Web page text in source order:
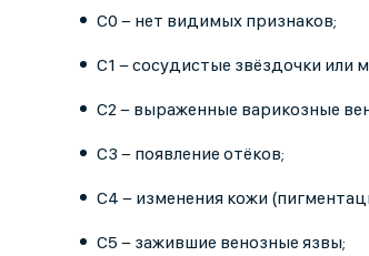
C0 − нет видимых признаков;
C1 − сосудистые звёздочки или
C2 − выраженные варикозные
C3 − появление отёков;
C4 − изменения кожи
C5 − зажившие венозные язвы;